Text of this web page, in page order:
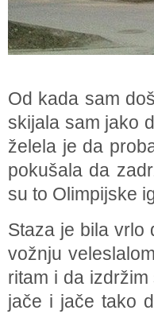
Od kada sam
skijala sam jako
želela je da
pokušala da
su to Olimpijske
Staza je bila vrlo
vožnju
ritam i da
jače i jače tako